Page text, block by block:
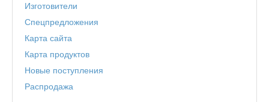
Изготовители
Спецпредложения
Карта сайта
Карта продуктов
Новые поступления
Распродажа